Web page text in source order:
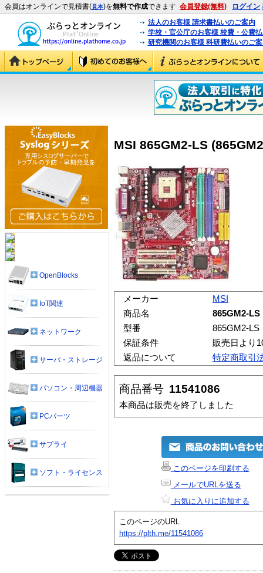
会員はオンラインで見積書(見本)を無料で作成できます 会員登録(無料) ログイン
法人のお客様 請求書払いのご案内
学校・官公庁のお客様 校費・公費
研究機関のお客様 科研費払いのご
MSI 865GM2-LS
メーカー
MSI
商品名
865GM2-LS
型番
865GM2-LS
保証条件
販売日より
返品について
特定商取引
商品番号 11541086
本商品は販売を終了しました
このページを印刷する
メールでURLを送る
お気に入りに追加する
このページのURL
https://plth.me/11541086
OpenBlocks
IoT関連
ネットワーク
サーバ・ストレージ
パソコン・周辺機器
PCパーツ
サプライ
ソフト・ライセンス